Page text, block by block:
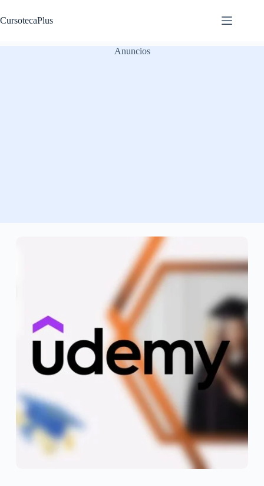
al
contenido
CursotecaPlus
Anuncios